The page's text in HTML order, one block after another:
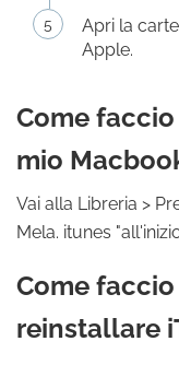
Apri la
Apple.
Come
mio
Vai alla Libreria >
Mela. itunes
Come
reinstallare